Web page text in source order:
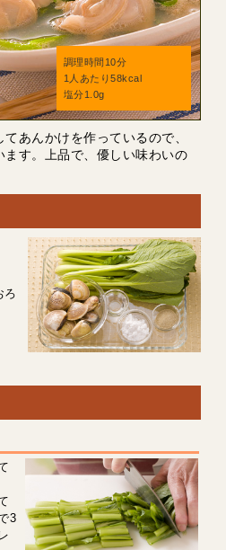
調理時間10分
1人あたり58kcal
塩分1.0g
あんかけを作っているので、
ます。上品で、優しい味わいの
ろ
3